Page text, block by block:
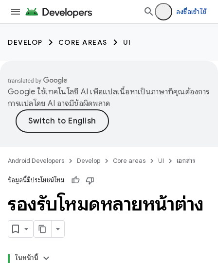
ลงชื่อเข้าใช้
DEVELOP CORE AREAS UI
Google ใช้เทคโนโลยี AI เพื่อแปลเนื้อหาเป็นภาษาที่คุณต้องการ
การแปลโดย AI อาจมีข้อผิดพลาด
Android Developers Develop Core areas UI เอกสาร
ข้อมูลนี้มีประโยชน์ไหม
รองรับโหมดหลายหน้าต่าง
ในหน้านี้